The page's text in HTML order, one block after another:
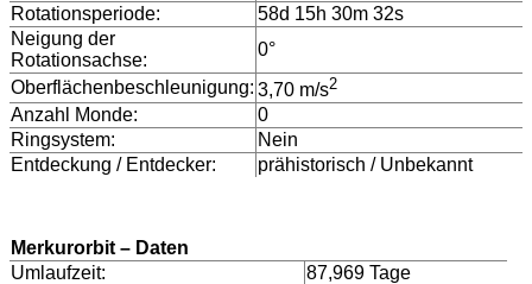
Rotationsperiode:
58d 15h 30m 32s
Neigung der
Rotationsachse:
0°
Oberflächenbeschleunigung: 3,70 m/s2
Anzahl Monde:
0
Ringsystem:
Nein
Entdeckung / Entdecker:
prähistorisch / Unbekannt
Merkurorbit – Daten
Umlaufzeit:
87,969 Tage